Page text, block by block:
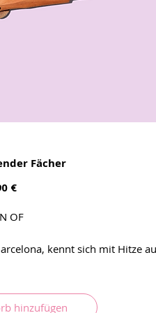
Fächer
€Preis
OF
kennt sich mit Hitze
Energie verwendet wird, hat das
hinzufügen